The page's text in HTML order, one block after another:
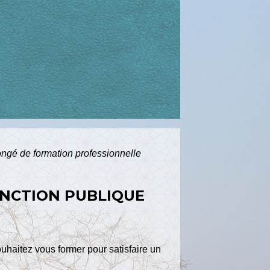
de formation professionnelle
PUBLIQUE
vous former pour satisfaire un